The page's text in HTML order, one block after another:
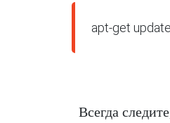
apt-get
Всегда